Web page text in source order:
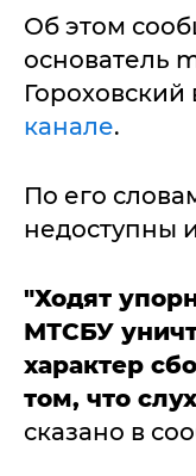
Об этом
основатель
Гороховский
канале.
По его
недоступны
"Ходят
МТСБУ
характер
том, что
сказано в